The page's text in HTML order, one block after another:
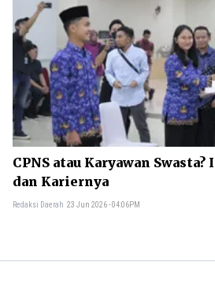
CPNS atau Karyawan
dan Kariernya
Redaksi Daerah 23 Jun 2026 - 04:06PM